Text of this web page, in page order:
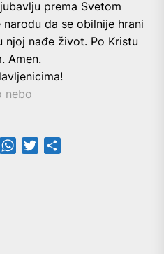
prema Svetom
narodu da se obilnije hrani
njoj nađe život. Po Kristu
Amen.
nebo
PrintFriendly
WhatsApp
Twitter